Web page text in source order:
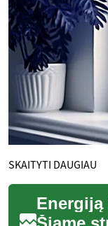
SKAITYTI DAUGIAU